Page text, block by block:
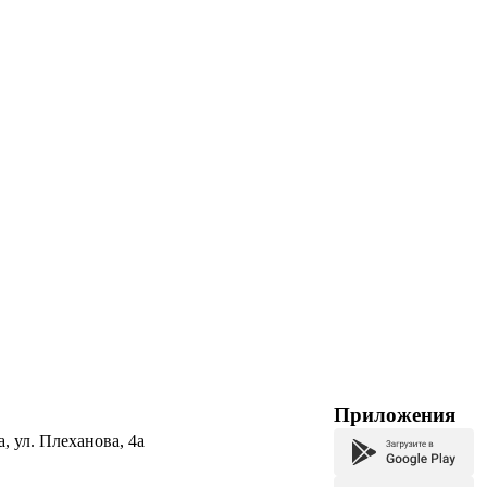
ул. Плеханова, 4а
Приложения